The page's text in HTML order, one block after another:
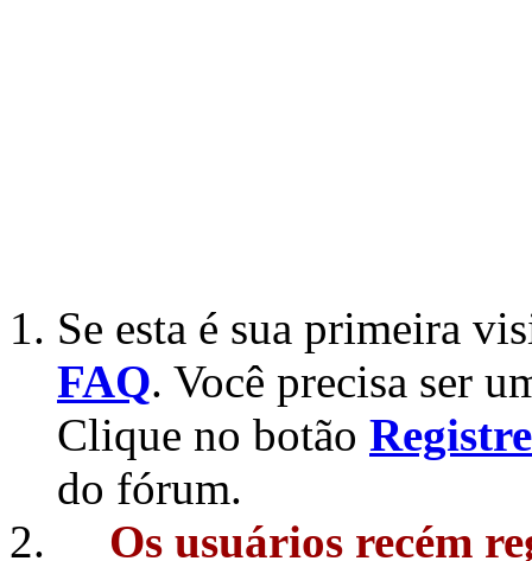
Se esta é sua primeira
FAQ. Você precisa ser
Clique no botão
do fórum.
Os usuários recém